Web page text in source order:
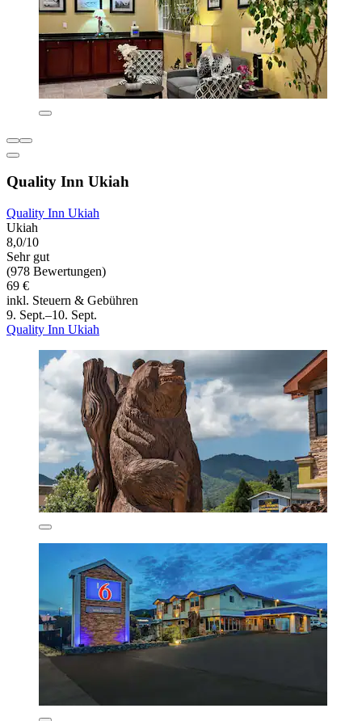
Quality Inn Ukiah
Quality Inn Ukiah
Ukiah
8,0/10
Sehr gut
(978 Bewertungen)
69 €
inkl. Steuern & Gebühren
9. Sept.–10. Sept.
Quality Inn Ukiah